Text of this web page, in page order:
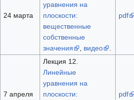
24 марта
уравнения на
плоскости:
вещественные
собственные
значения
, видео .
pdf
7 апреля
Лекция 12.
Линейные
уравнения на
плоскости:
pdf